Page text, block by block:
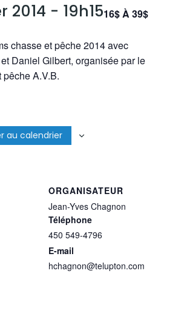
2014 - 19h1516$ À 39$
chasse et pêche 2014 avec
Daniel Gilbert, organisée par le
A.V.B.
au calendrier
ORGANISATEUR
Jean-Yves Chagnon
Téléphone
450 549-4796
E-mail
hchagnon@telupton.com